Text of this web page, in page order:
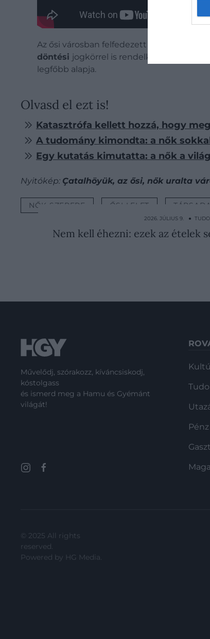
Az ősi városban felfedezett leletek arra
döntési jogkörrel is rendelkeztek. A
legfőbb alapja.
Olvasd el ezt is!
Katasztrófa kellett hozzá, hogy
A tudomány kimondta: a nők
Egy kutatás kimutatta: a nők a
Nyitókép: Çatalhöyük, az ősi, nők uralta
NŐK SZEREPE ŐSI LELET
2026. JÚLIUS 9. ●
Nem kell éhezni: ezek az ételek
Művelődj, szórakozz, kíváncsiskodj,
kóstolgass
és ismerd meg a Hamu és Gyémánt
világát!
Pénz
© 2025 All rights
reserved.
Powered by HG Media.